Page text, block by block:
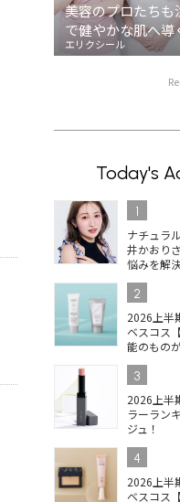
美容のプロたち
で健やかな肌へ導
エリクシール
Today's
1
ナチュラ
井かおり
悩みを解
2
2026上半
ベスコス
能のもの
3
2026上半
ラーラン
ジュ！
4
2026上半
ベスコス